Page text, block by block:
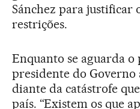
Sánchez para justificar
restrições.
Enquanto se aguarda
presidente do Governo
diante da catástrofe
país. “Existem os que